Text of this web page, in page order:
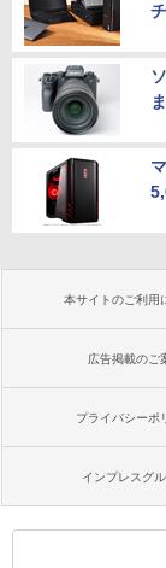
本サイトのご利用
広告掲載のご
プライバシーポ
インプレスグ